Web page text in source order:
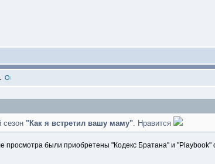
сезон "Как я встретил вашу маму". Нравится
просмотра были приобретены "Кодекс Братана" и "Playbook"